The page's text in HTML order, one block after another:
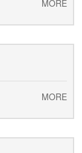
MORE
MORE